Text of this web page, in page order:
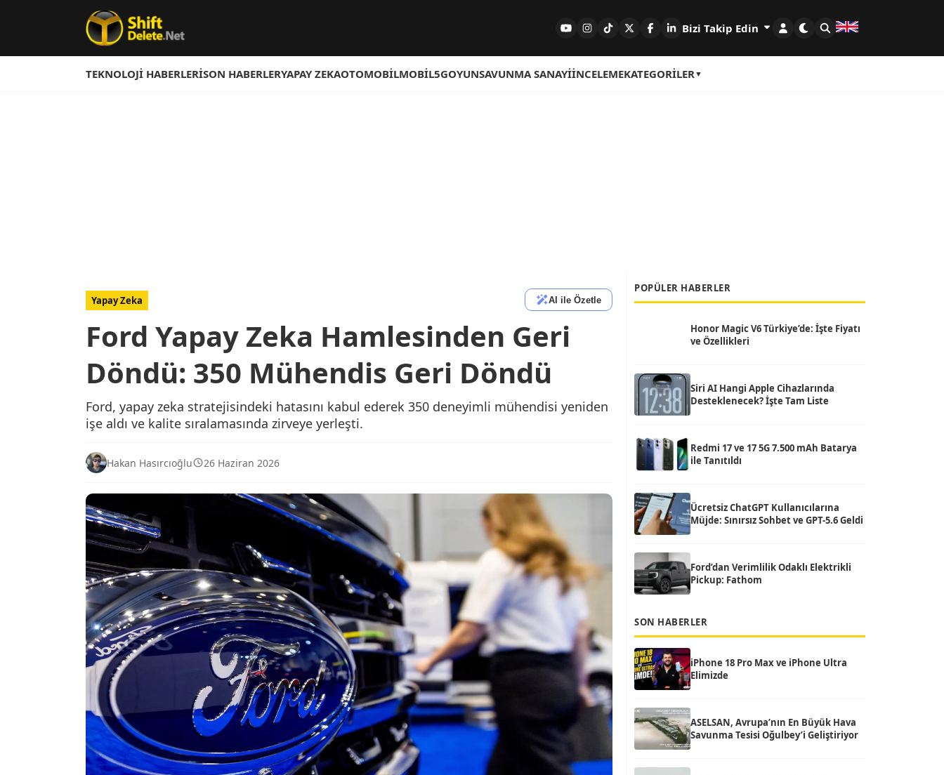
Bizi Takip Edin
TEKNOLOJI HABERLERISON HABERLERYAPAY ZEKAOTOMOBILMOBIL5GOYUNSAVUNMA SANAYIİNCELEMEKATEGORILER
Yapay Zeka AI ile Özetle
Ford Yapay Zeka Hamlesinden Geri
Döndü: 350 Mühendis Geri Döndü
Ford, yapay zeka stratejisindeki hatasını kabul ederek 350 deneyimli mühendisi yeniden
işe aldı ve kalite sıralamasında zirveye yerleşti.
Hakan Hasırcıoğlu 26 Haziran 2026
POPÜLER HABERLER
Honor Magic V6 Türkiye’de: İşte Fiyatı
ve Özellikleri
Siri AI Hangi Apple Cihazlarında
Desteklenecek? İşte Tam Liste
Redmi 17 ve 17 5G 7.500 mAh Batarya
ile Tanıtıldı
Ücretsiz ChatGPT Kullanıcılarına
Müjde: Sınırsız Sohbet ve GPT-5.6 Geldi
Ford’dan Verimlilik Odaklı Elektrikli
Pickup: Fathom
SON HABERLER
iPhone 18 Pro Max ve iPhone Ultra
Elimizde
ASELSAN, Avrupa’nın En Büyük Hava
Savunma Tesisi Oğulbey’i Geliştiriyor